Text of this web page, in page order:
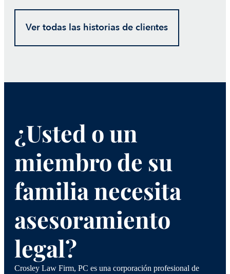
Ver todas las historias de clientes
¿Usted o un
miembro de su
familia necesita
asesoramiento
legal?
Crosley Law Firm, PC es una corporación profesional de